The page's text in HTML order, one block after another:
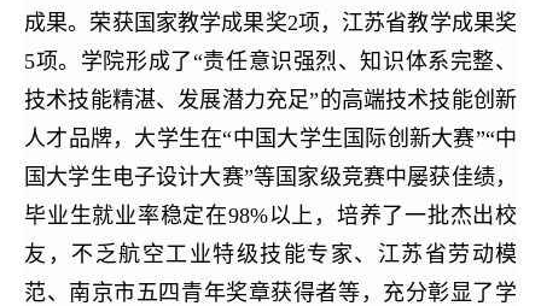
成果。荣获国家教学成果奖2项，江苏省教学成果奖
5项。学 院形成了“责任意识强烈、知识体系完整、
技术技能精湛、发展潜力充足”的高端技术技能创新
人才品牌，大学生在“中国大学生国际创新大赛”“中
国大学生电子设计大赛”等国家级竞赛中屡获佳绩，
毕业生就业率稳定在98%以上，培养了一批杰出校
友，不乏航空工业特级技能专家、江苏省劳动模
范、南京市五四青年奖章获得者等，充分彰显了学